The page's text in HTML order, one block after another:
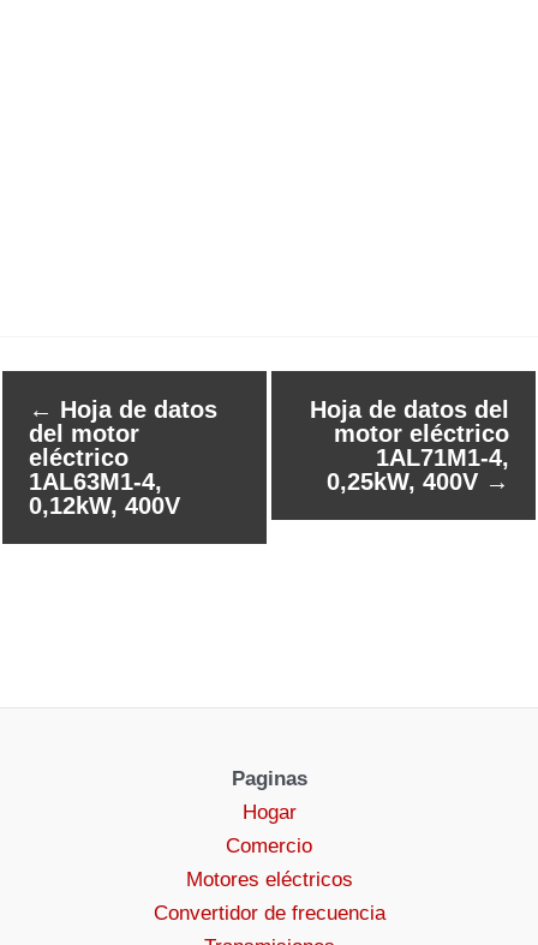
← Hoja de datos
del motor
eléctrico
1AL63M1-4,
0,12kW, 400V
Hoja de datos del
motor eléctrico
1AL71M1-4,
0,25kW, 400V →
Paginas
Hogar
Comercio
Motores eléctricos
Convertidor de frecuencia